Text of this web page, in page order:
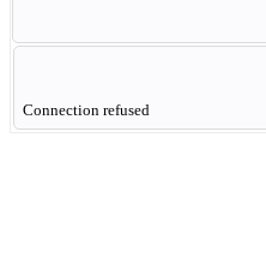
Connection refused